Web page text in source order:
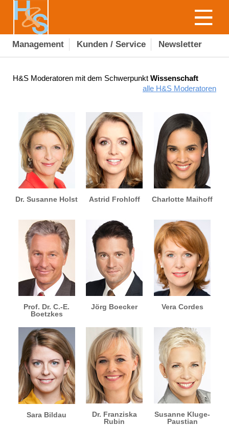
Management Kunden / Service Newsletter
H&S Moderatoren mit dem Schwerpunkt Wissenschaft
alle H&S Moderatoren
Dr. Susanne Holst Astrid Frohloff Charlotte Maihoff
Prof. Dr. C.-E.
Boetzkes
Jörg Boecker Vera Cordes
Sara Bildau
Dr. Franziska
Rubin
Susanne Kluge-
Paustian